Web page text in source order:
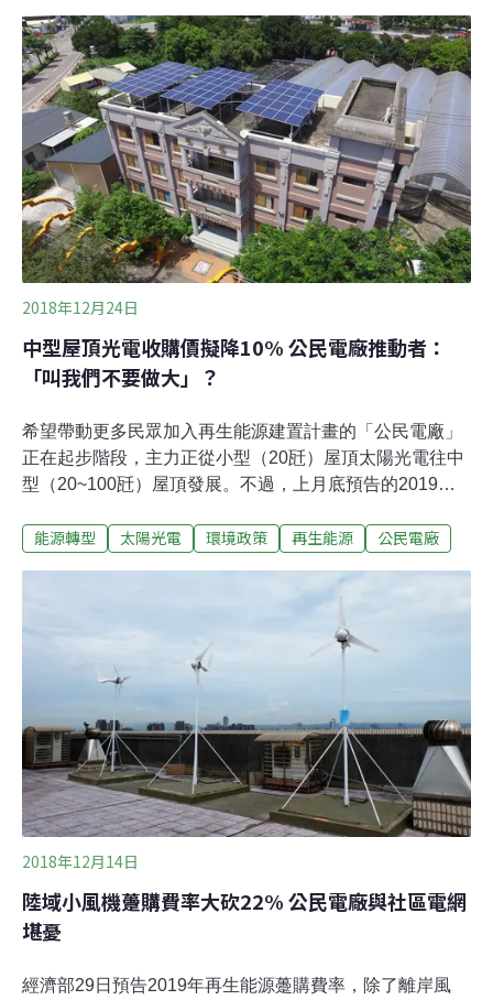
咬牙撐過七年，贏來成功與友誼。若有機會重新選擇，他
會接下這個挑戰嗎？他大喊，「是的、我願意」；至於接
下另一項新計劃的可能性？他直接否決，「人生苦短啊！
」亞歷山大日前受邀來台，12日參加台灣智慧綠能產業聯
盟在台北舉辦的「能源轉型，草根先行」國際論壇，分享
他寶貴的經驗。「每件事都出錯！ 」關關難過關關過斯托
克波特是一座位於英國大曼徹斯特地區的小城鎮，戈伊特
（Goyt）和塔姆（Tame）兩河在此匯聚。1860年為了紡
織
2018年12月24日
中型屋頂光電收購價擬降10% 公民電廠推動者：
「叫我們不要做大」？
希望帶動更多民眾加入再生能源建置計畫的「公民電廠」
正在起步階段，主力正從小型（20瓩）屋頂太陽光電往中
型（20~100瓩）屋頂發展。不過，上月底預告的2019年
頂光電降更多，引發民間團體不滿。今（24）早主婦聯盟
大」。公民電廠起步走 朝向中型規模化 經濟部上月底預
告的2019年躉購費率，20瓩以下以下屋頂型太陽光電降幅
友善小型屋頂型光電的發展、有利民間參與，但民間團體
卻持不同意見。主婦聯盟基金會副執行長吳心萍表示，公
民電廠發展時須要整合數個屋頂一起施作，才能降低行政
與營運成本，20~100瓩費率大砍將阻擋公民電廠規模化。
能源轉型 太陽光電 環境政策 再生能源 公民電廠
2018年12月14日
陸域小風機躉購費率大砍22% 公民電廠與社區電網
堪憂
經濟部29日預告2019年再生能源躉購費率，除了離岸風